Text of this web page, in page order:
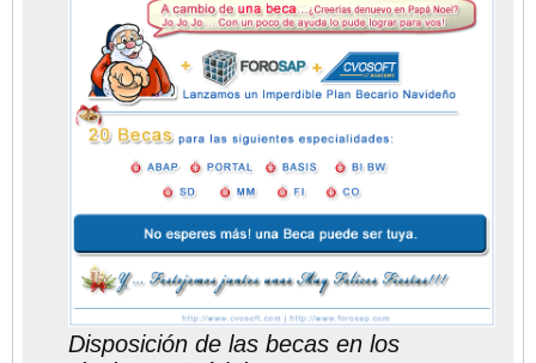
Disposición de las becas en los